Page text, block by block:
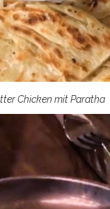
Chicken mit Paratha